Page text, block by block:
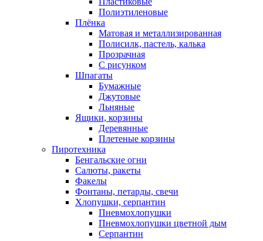
Полиэтиленовые
Плёнка
Матовая и металлизированная
Полисилк, пастель, калька
Прозрачная
С рисунком
Шпагаты
Бумажные
Джутовые
Льняные
Ящики, корзины
Деревянные
Плетеные корзины
Пиротехника
Бенгальские огни
Салюты, ракеты
Факелы
Фонтаны, петарды, свечи
Хлопушки, серпантин
Пневмохлопушки
Пневмохлопушки цветной дым
Серпантин